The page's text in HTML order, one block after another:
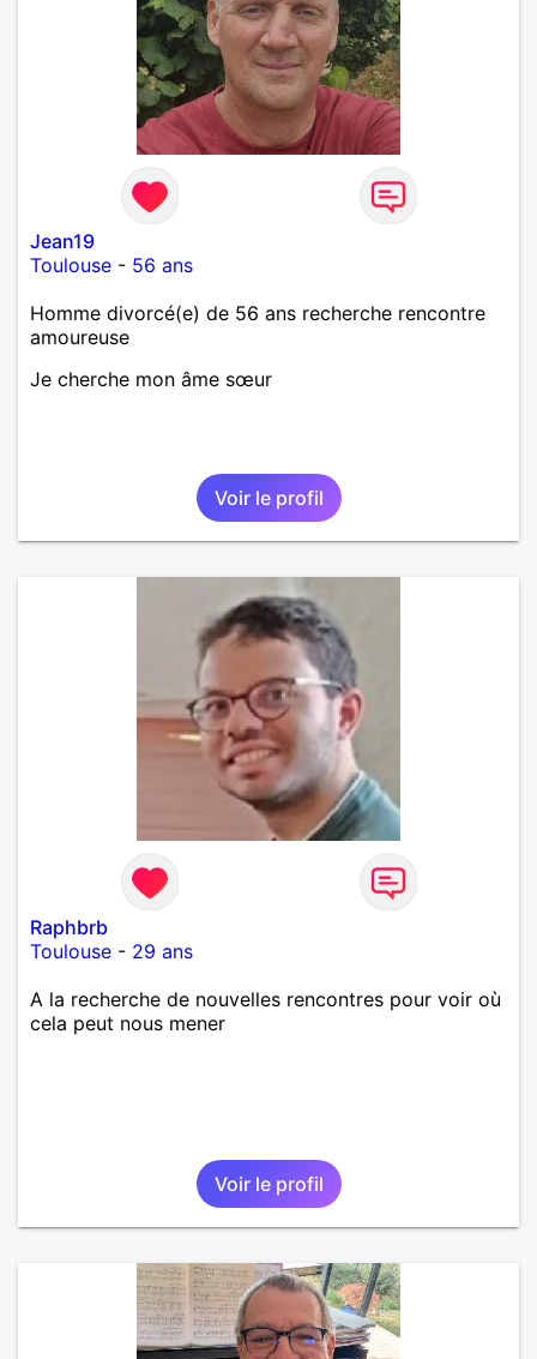
Jean19
Toulouse - 56 ans
Homme divorcé(e) de 56 ans recherche rencontre
amoureuse
Je cherche mon âme sœur
Voir le profil
Raphbrb
Toulouse - 29 ans
A la recherche de nouvelles rencontres pour voir où
cela peut nous mener
Voir le profil